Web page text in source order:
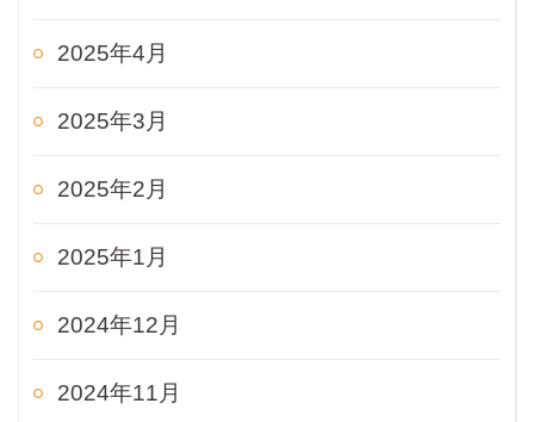
2025年4月
2025年3月
2025年2月
2025年1月
2024年12月
2024年11月